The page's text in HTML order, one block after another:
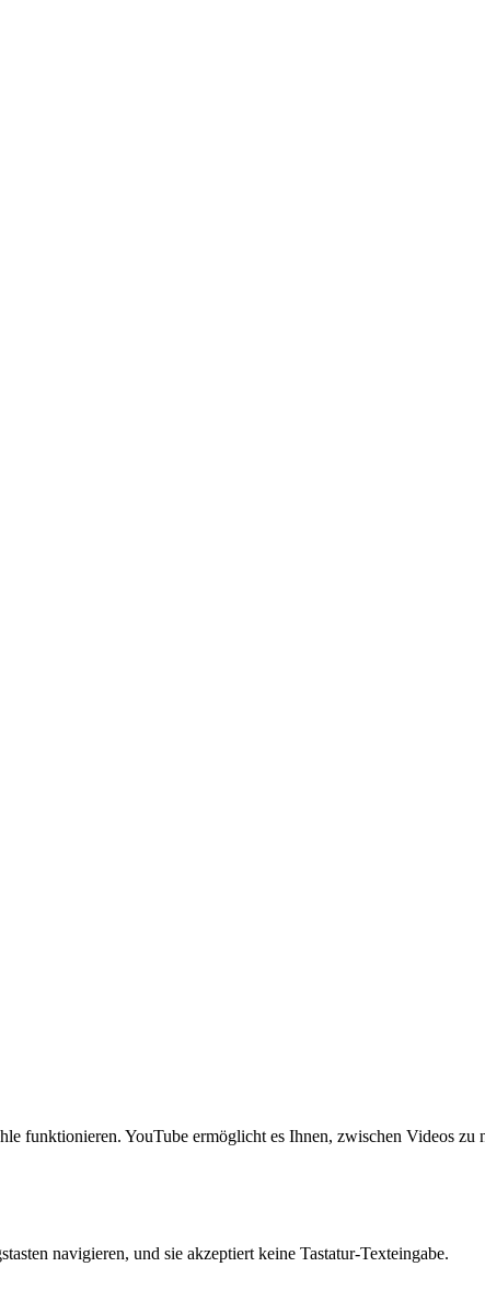
funktionieren. YouTube ermöglicht es Ihnen, zwischen Videos zu
navigieren, und sie akzeptiert keine Tastatur-Texteingabe.